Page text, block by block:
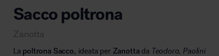
Area lounge e attesa
Sacco poltrona
Zanotta
La poltrona Sacco, ideata per Zanotta da Teodoro, Paolini